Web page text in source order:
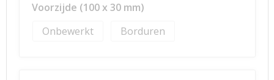
Voorzijde (100 x 30 mm)
Onbewerkt
Borduren